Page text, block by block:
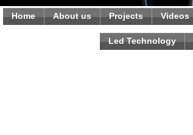
Videos
Projects
About us
Home
Led Technology